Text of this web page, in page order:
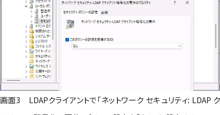
画面3 LDAPクライアントで「ネットワーク セキュリティ: LDAP ク